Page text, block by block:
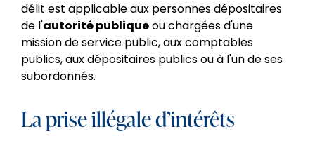
délit est applicable aux personnes dépositaires
de l'autorité publiqueou chargées d'une
mission de service public, aux comptables
publics, aux dépositaires publics ou à l'un de ses
subordonnés.
La prise illégale d’intérêts